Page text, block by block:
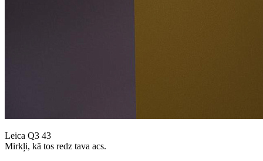
Leica Q3 43
Mirkļi, kā tos redz tava acs.